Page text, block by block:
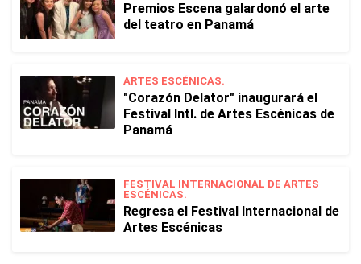
Premios Escena galardonó el arte
del teatro en Panamá
ARTES ESCÉNICAS.
"Corazón Delator" inaugurará el
Festival Intl. de Artes Escénicas de
Panamá
FESTIVAL INTERNACIONAL DE ARTES
ESCÉNICAS.
Regresa el Festival Internacional de
Artes Escénicas